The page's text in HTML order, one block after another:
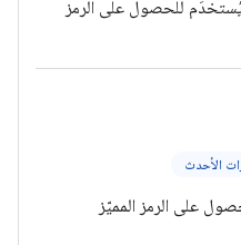
للحصول على الرمز
على الرمز المميّز